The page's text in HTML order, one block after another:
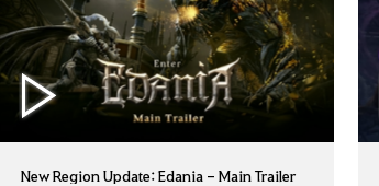
New Region Update: Edania - Main Trailer